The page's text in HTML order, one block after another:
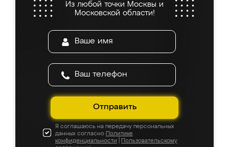
Из любой точки Москвы и
Московской области!
Отправить
Я соглашаюсь на передачу персональных
данных согласно Политике
конфиденциальности
Пользовательскому